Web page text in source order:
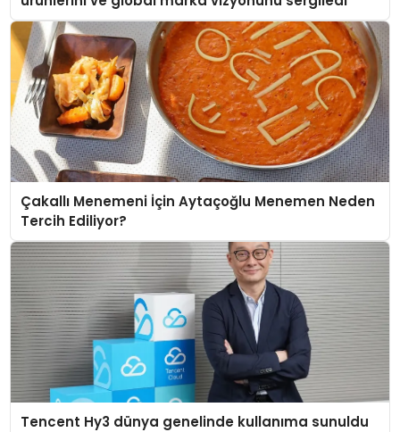
Çakallı Menemeni İçin Aytaçoğlu Menemen Neden
Tercih Ediliyor?
Tencent Hy3 dünya genelinde kullanıma sunuldu